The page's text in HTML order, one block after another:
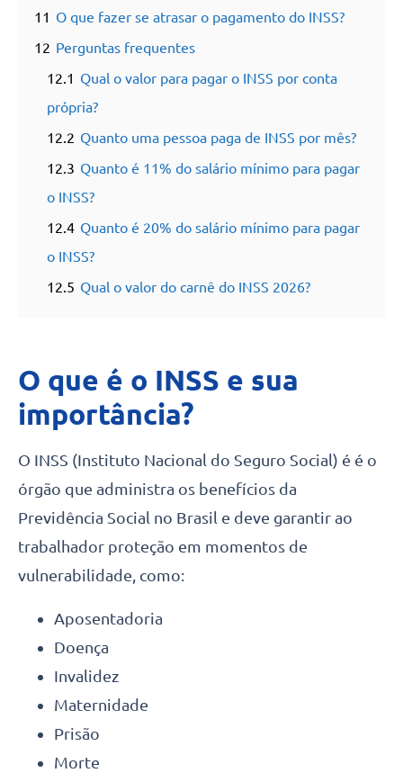
11 O que fazer se atrasar o pagamento do INSS?
12 Perguntas frequentes
12.1 Qual o valor para pagar o INSS por conta
própria?
12.2 Quanto uma pessoa paga de INSS por mês?
12.3 Quanto é 11% do salário mínimo para pagar
o INSS?
12.4 Quanto é 20% do salário mínimo para pagar
o INSS?
12.5 Qual o valor do carnê do INSS 2026?
O que é o INSS e sua
importância?
O INSS (Instituto Nacional do Seguro Social) é é o
órgão que administra os benefícios da
Previdência Social no Brasil e deve garantir ao
trabalhador proteção em momentos de
vulnerabilidade, como:
Aposentadoria
Doença
Invalidez
Maternidade
Prisão
Morte